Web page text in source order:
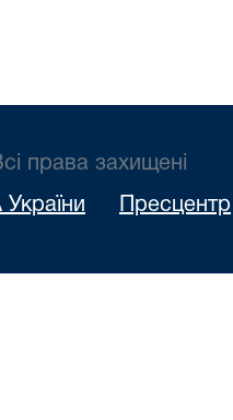
права захищені
Пресцентр